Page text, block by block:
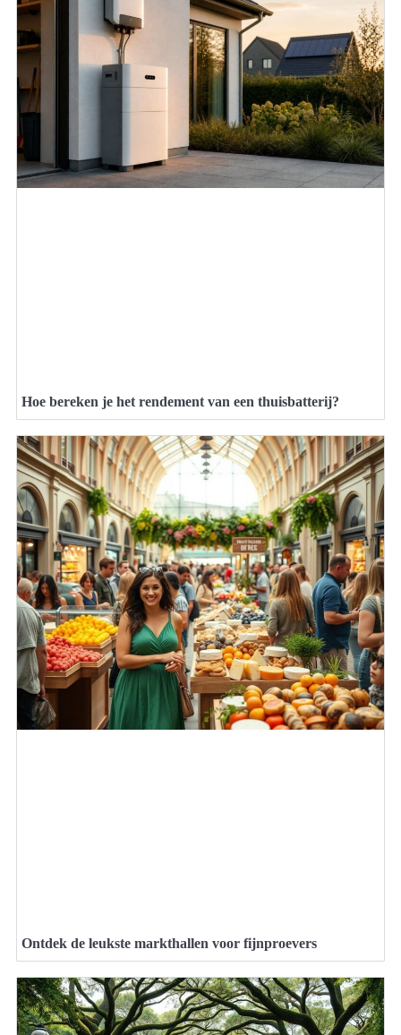
Hoe bereken je het rendement van een thuisbatterij?
Ontdek de leukste markthallen voor fijnproevers